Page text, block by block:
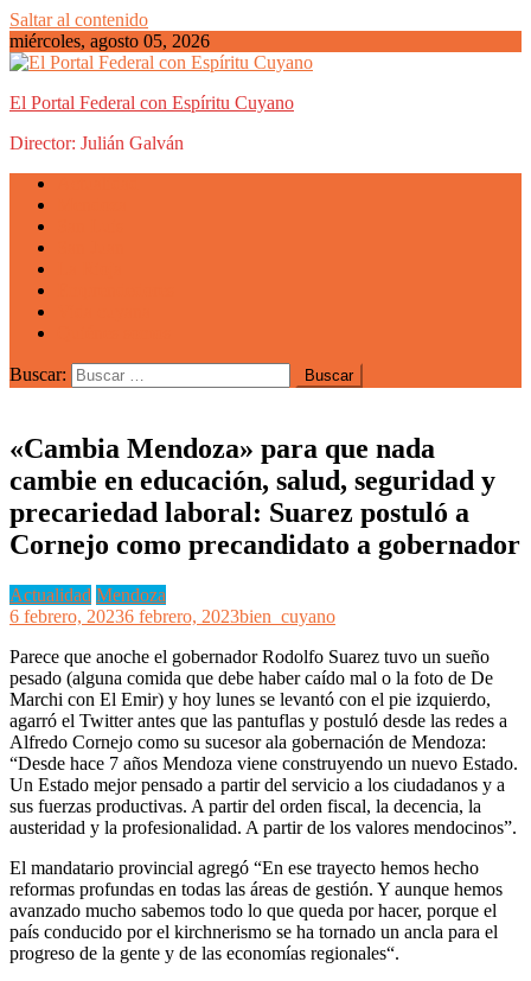
Saltar al contenido
miércoles, agosto 05, 2026
El Portal Federal con Espíritu Cuyano
Director: Julián Galván
Buscar:
«Cambia Mendoza» para que nada
cambie en educación, salud, seguridad y
precariedad laboral: Suarez postuló a
Cornejo como precandidato a gobernador
Actualidad Mendoza
6 febrero, 20236 febrero, 2023bien_cuyano
Parece que anoche el gobernador Rodolfo Suarez tuvo un sueño
pesado (alguna comida que debe haber caído mal o la foto de De
Marchi con El Emir) y hoy lunes se levantó con el pie izquierdo,
agarró el Twitter antes que las pantuflas y postuló desde las redes a
Alfredo Cornejo como su sucesor ala gobernación de Mendoza:
“Desde hace 7 años Mendoza viene construyendo un nuevo Estado.
Un Estado mejor pensado a partir del servicio a los ciudadanos y a
sus fuerzas productivas. A partir del orden fiscal, la decencia, la
austeridad y la profesionalidad. A partir de los valores mendocinos”.
El mandatario provincial agregó “En ese trayecto hemos hecho
reformas profundas en todas las áreas de gestión. Y aunque hemos
avanzado mucho sabemos todo lo que queda por hacer, porque el
país conducido por el kirchnerismo se ha tornado un ancla para el
progreso de la gente y de las economías regionales“.